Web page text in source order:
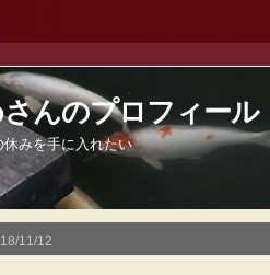
んのプロフィール
休みを手に入れたい
11/12